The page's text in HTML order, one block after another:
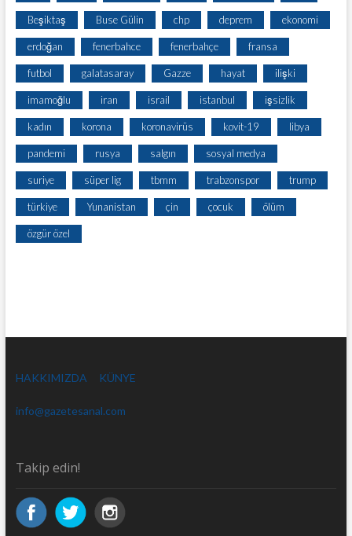
Beşiktaş Buse Gülin chp deprem ekonomi
erdoğan fenerbahce fenerbahçe fransa
futbol galatasaray Gazze hayat ilişki
imamoğlu iran israil istanbul işsizlik
kadın korona koronavirüs kovit-19 libya
pandemi rusya salgın sosyal medya
suriye süper lig tbmm trabzonspor trump
türkiye Yunanistan çin çocuk ölüm
özgür özel
HAKKIMIZDA KÜNYE
info@gazetesanal.com
Takip edin!